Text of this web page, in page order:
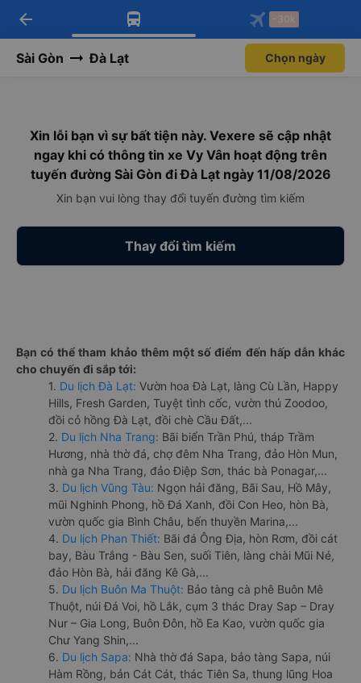
Tải app Vexere ngay!
Nhận ưu đãi thành viên độc
Mở app
Tải app Vexere
-30k/ghế khi đặt vé máy bay qua
Mở app
arrow_back -30k
Sài Gòn Đà Lạt Chọn ngày
Xin lỗi bạn vì sự bất tiện này. Vexere sẽ cập nhật
ngay khi có thông tin xe Vy Vân hoạt động trên
tuyến đường Sài Gòn đi Đà Lạt ngày 11/08/2026
Xin bạn vui lòng thay đổi tuyến đường tìm kiếm
Thay đổi tìm kiếm
Bạn có thể tham khảo thêm một số điểm đến hấp dẫn khác
cho chuyến đi sắp tới:
1. Du lịch Đà Lạt: Vườn hoa Đà Lạt, làng Cù Lần, Happy
Hills, Fresh Garden, Tuyệt tình cốc, vườn thú Zoodoo,
đồi cỏ hồng Đà Lạt, đồi chè Cầu Đất,...
2. Du lịch Nha Trang: Bãi biển Trần Phú, tháp Trầm
Hương, nhà thờ đá, chợ đêm Nha Trang, đảo Hòn Mun,
nhà ga Nha Trang, đảo Điệp Sơn, thác bà Ponagar,...
3. Du lịch Vũng Tàu: Ngọn hải đăng, Bãi Sau, Hồ Mây,
mũi Nghinh Phong, hồ Đá Xanh, đồi Con Heo, hòn Bà,
vườn quốc gia Bình Châu, bến thuyền Marina,...
4. Du lịch Phan Thiết: Bãi đá Ông Địa, hòn Rơm, đồi cát
bay, Bàu Trắng - Bàu Sen, suối Tiên, làng chài Mũi Né,
đảo Hòn Bà, hải đăng Kê Gà,...
5. Du lịch Buôn Ma Thuột: Bảo tàng cà phê Buôn Mê
Thuột, núi Đá Voi, hồ Lắk, cụm 3 thác Dray Sap – Dray
Nur – Gia Long, Buôn Đôn, hồ Ea Kao, vườn quốc gia
Chư Yang Shin,...
6. Du lịch Sapa: Nhà thờ đá Sapa, bảo tàng Sapa, núi
Hàm Rồng, bản Cát Cát, thác Tiên Sa, thung lũng Hoa